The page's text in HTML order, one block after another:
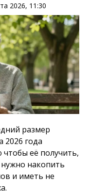
2026, 11:30
размер
2026 года
чтобы её получить,
накопить
и иметь не